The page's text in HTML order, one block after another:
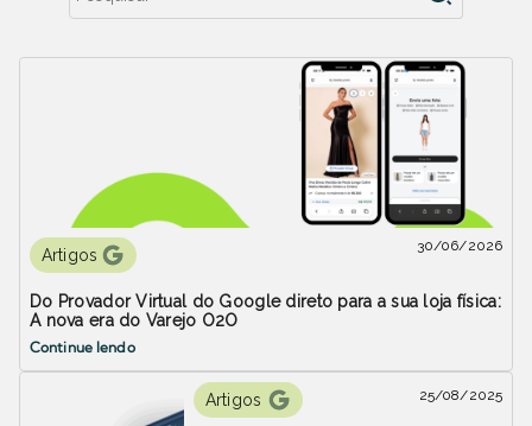
Artigos 30/06/2026
Do Provador Virtual do Google direto para a sua loja física:
A nova era do Varejo O2O
Continue lendo
Artigos 25/08/2025